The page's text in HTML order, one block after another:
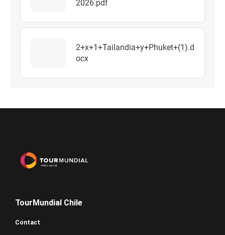
2026.pdf
2+x+1+Tailandia+y+Phuket+(1).d
ocx
TourMundial Chile
Contact